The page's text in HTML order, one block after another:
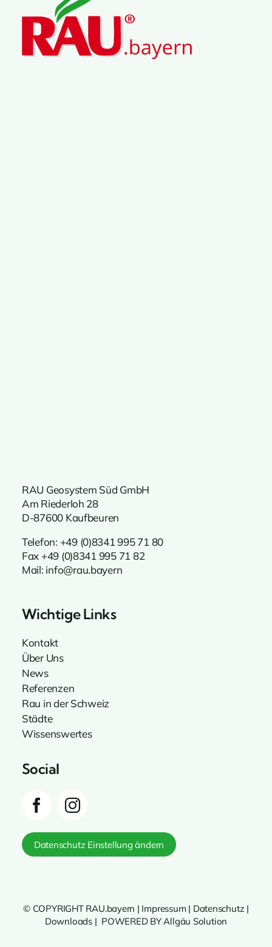
RAU Geosystem Süd GmbH
Am Riederloh 28
D-87600 Kaufbeuren
Telefon: +49 (0)8341 995 71 80
Fax +49 (0)8341 995 71 82
Mail: info@rau.bayern
Wichtige Links
Kontakt
Über Uns
News
Referenzen
Rau in der Schweiz
Städte
Wissenswertes
Social
Datenschutz Einstellung ändern
© COPYRIGHT RAU.bayern | Impressum | Datenschutz |
Downloads| POWERED BY Allgäu Solution